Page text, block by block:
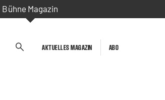
Bühne Magazin
AKTUELLES MAGAZIN ABO